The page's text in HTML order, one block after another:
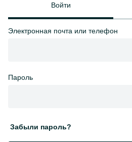
Войти
Электронная почта или телефон
Пароль
Забыли пароль?